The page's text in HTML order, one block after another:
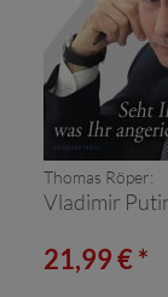
Thomas Röper:
Vladimir
21,99 € *